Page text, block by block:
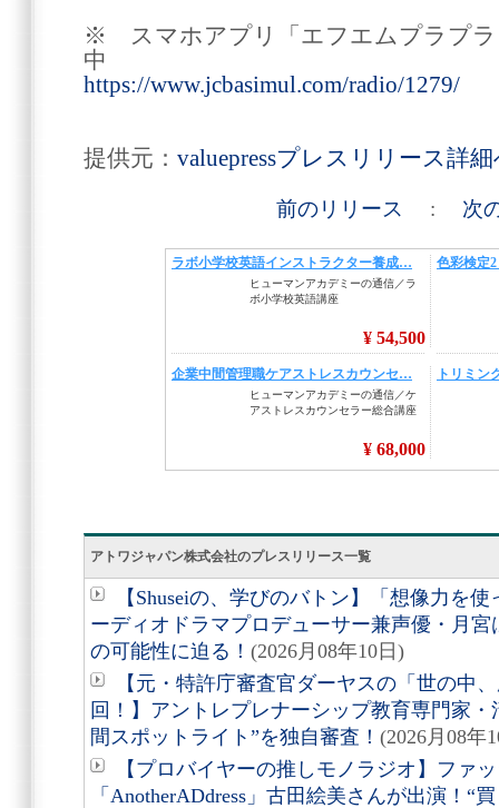
※ スマホアプリ「エフエムプラプラ
中
https://www.jcbasimul.com/radio/1279/
提供元： valuepressプレスリリース詳
前のリリース : 次
アトワジャパン株式会社のプレスリリース一覧
【Shuseiの、学びのバトン】「想像力を
ーディオドラマプロデューサー兼声優・月
の可能性に迫る！ (2026月08年10日)
【元・特許庁審査官ダーヤスの「世の中
回！】アントレプレナーシップ教育専門家
間スポットライト”を独自審査！ (2026月08年
【プロバイヤーの推しモノラジオ】ファ
「AnotherADdress」古田絵美さんが出演！“